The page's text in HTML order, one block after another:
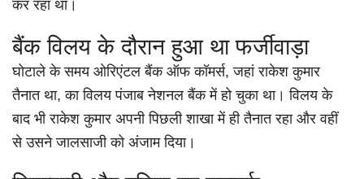
कर रहा था।
बैंक विलय के दौरान हुआ था फर्जीवाड़ा
घोटाले के समय ओरिएंटल बैंक ऑफ कॉमर्स, जहां राकेश कुमार
तैनात था, का विलय पंजाब नेशनल बैंक में हो चुका था। विलय के
बाद भी राकेश कुमार अपनी पिछली शाखा में ही तैनात रहा और वहीं
से उसने जालसाजी को अंजाम दिया।